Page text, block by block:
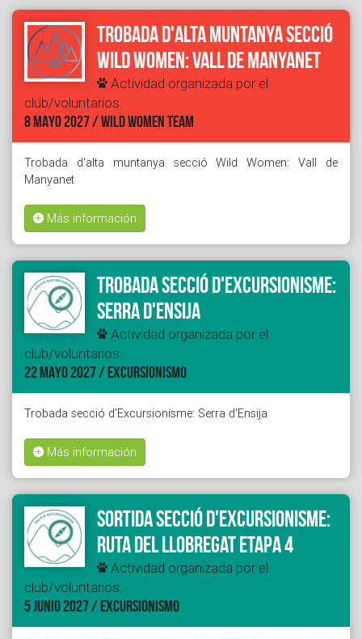
Trobada d'alta muntanya secció
Wild Women: Vall de Manyanet
Actividad organizada por el
club/voluntarios.
8 MAYO 2027 / WILD WOMEN TEAM
Trobada d'alta muntanya secció Wild Women: Vall de
Manyanet
Más información
Trobada secció d'Excursionisme:
Serra d'Ensija
Actividad organizada por el
club/voluntarios.
22 MAYO 2027 / EXCURSIONISMO
Trobada secció d'Excursionisme: Serra d'Ensija
Más información
Sortida secció d'Excursionisme:
Ruta del Llobregat etapa 4
Actividad organizada por el
club/voluntarios.
5 JUNIO 2027 / EXCURSIONISMO